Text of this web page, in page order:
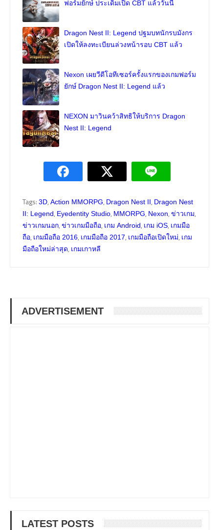
ฟอร์มยักษ์ ประเดิมเปิด CBT แล้ววันนี้
Dragon Nest II: Legend ปฐมบทนักรบมังกร
เปิดให้ลงทะเบียนล่วงหน้ารอบ CBT แล้ว
Nexon เผยวีดีโอทีเซอร์ครั้งแรกของเกมฟอร์ม
ยักษ์ Dragon Nest II: Legend แล้ว
NEXON มาวินคว้าสิทธิให้บริการ Dragon
Nest II: Legend
Tags: 3D, Action MMORPG, Dragon Nest II, Dragon Nest
II: Legend, Eyedentity Studio, MMORPG, Nexon, ข่าวเกม,
ข่าวเกมนอก, ข่าวเกมมือถือ, เกม Android, เกม iOS, เกมมือ
ถือ, เกมมือถือ 2016, เกมมือถือ 2017, เกมมือถือเปิดใหม่, เกม
มือถือใหม่ล่าสุด, เกมเกาหลี
ADVERTISEMENT
LATEST POSTS